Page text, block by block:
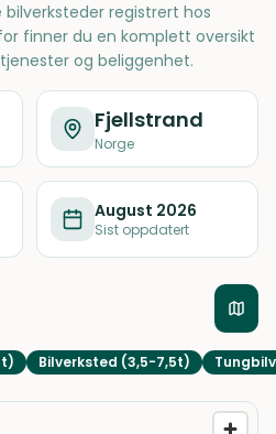
registrert hos
finner du en komplett oversikt
og beliggenhet.
Fjellstrand
Norge
August 2026
Sist oppdatert
Bilverksted (3,5-7,5t)